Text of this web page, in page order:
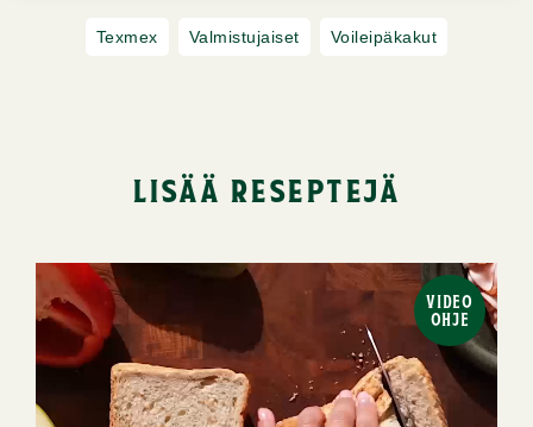
Texmex Valmistujaiset Voileipäkakut
lisää reseptejä
VIDEO
OHJE